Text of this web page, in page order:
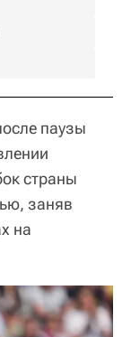
паузы
страны
заняв
на